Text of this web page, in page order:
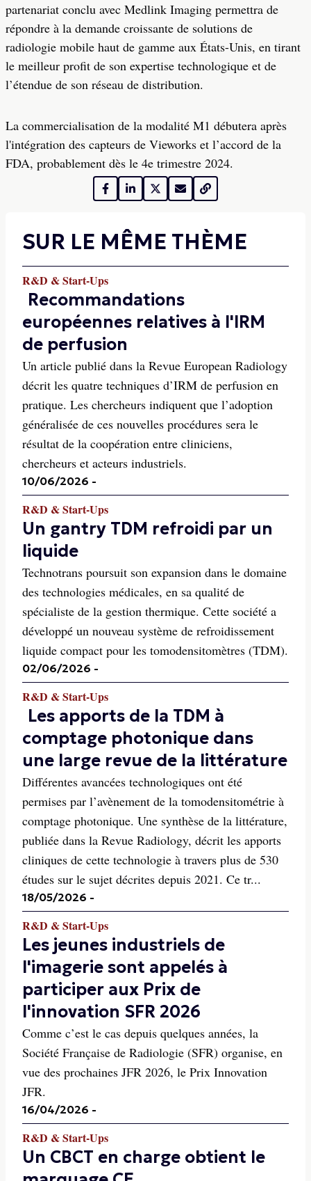
partenariat conclu avec Medlink Imaging permettra de
répondre à la demande croissante de solutions de
radiologie mobile haut de gamme aux États-Unis, en tirant
le meilleur profit de son expertise technologique et de
l’étendue de son réseau de distribution.
La commercialisation de la modalité M1 débutera après
l'intégration des capteurs de Vieworks et l’accord de la
FDA, probablement dès le 4e trimestre 2024.
SUR LE MÊME THÈME
R&D & Start-Ups
Recommandations
européennes relatives à l'IRM
de perfusion
Un article publié dans la Revue European Radiology
décrit les quatre techniques d’IRM de perfusion en
pratique. Les chercheurs indiquent que l’adoption
généralisée de ces nouvelles procédures sera le
résultat de la coopération entre cliniciens,
chercheurs et acteurs industriels.
10/06/2026 -
R&D & Start-Ups
Un gantry TDM refroidi par un
liquide
Technotrans poursuit son expansion dans le domaine
des technologies médicales, en sa qualité de
spécialiste de la gestion thermique. Cette société a
développé un nouveau système de refroidissement
liquide compact pour les tomodensitomètres (TDM).
02/06/2026 -
R&D & Start-Ups
Les apports de la TDM à
comptage photonique dans
une large revue de la littérature
Différentes avancées technologiques ont été
permises par l’avènement de la tomodensitométrie à
comptage photonique. Une synthèse de la littérature,
publiée dans la Revue Radiology, décrit les apports
cliniques de cette technologie à travers plus de 530
études sur le sujet décrites depuis 2021. Ce tr...
18/05/2026 -
R&D & Start-Ups
Les jeunes industriels de
l'imagerie sont appelés à
participer aux Prix de
l'innovation SFR 2026
Comme c’est le cas depuis quelques années, la
Société Française de Radiologie (SFR) organise, en
vue des prochaines JFR 2026, le Prix Innovation
JFR.
16/04/2026 -
R&D & Start-Ups
Un CBCT en charge obtient le